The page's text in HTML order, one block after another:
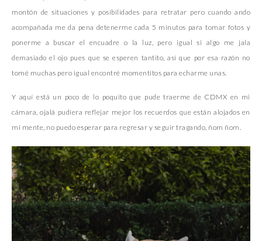
montón de situaciones y posibilidades para retratar pero cuando ando
acompañada me da pena detenerme cada 5 minutos para tomar fotos y
ponerme a buscar el encuadre o la luz, pero igual si algo me jala
demasiado el ojo pues que se esperen tantito, así que por esa razón no
tomé muchas pero igual encontré momentitos para echarme unas.
Y aquí está un poco de lo poquito que pude traerme de CDMX en mi
cámara, ojalá pudiera reflejar mejor los recuerdos que están alojados en
mi mente, no puedo esperar para regresar y seguir tragando, ñom ñom.